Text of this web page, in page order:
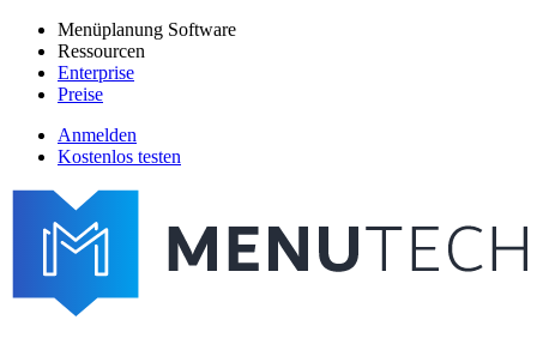
Direkt
zum
Inhalt
Main
navigation
Menüplanung Software
Ressourcen
Enterprise
Preise
menutech
navigation
Anmelden
Kostenlos testen